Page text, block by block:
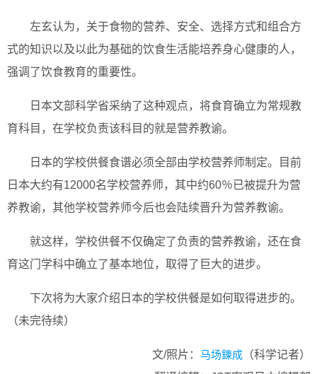
左玄认为，关于食物的营养、安全、选择方式和组合方
式的知识以及以此为基础的饮食生活能培养身心健康的人，
强调了饮食教育的重要性。
日本文部科学省采纳了这种观点，将食育确立为常规教
育科目，在学校负责该科目的就是营养教谕。
日本的学校供餐食谱必须全部由学校营养师制定。目前
日本大约有12000名学校营养师，其中约60％已被提升为营
养教谕，其他学校营养师今后也会陆续晋升为营养教谕。
就这样，学校供餐不仅确定了负责的营养教谕，还在食
育这门学科中确立了基本地位，取得了巨大的进步。
下次将为大家介绍日本的学校供餐是如何取得进步的。
（未完待续）
文/照片： 马场錬成 （科学记者）